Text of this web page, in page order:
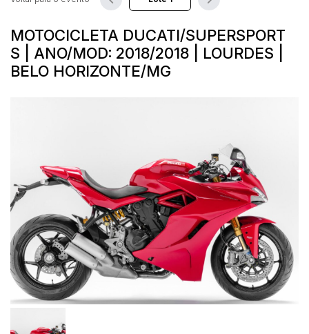
Prédio Comercial
Rural
Terreno
Vaga de Garagem
Reboque
MOTOCICLETA DUCATI/SUPERSPORT
S | ANO/MOD: 2018/2018 | LOURDES |
BELO HORIZONTE/MG